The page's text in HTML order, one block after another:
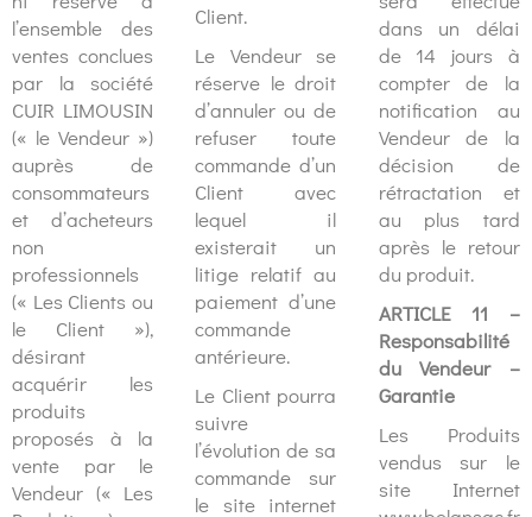
l’ensemble des
ventes conclues
par la société
CUIR LIMOUSIN
(« le Vendeur »)
auprès de
consommateurs
et d’acheteurs
non
professionnels
(« Les Clients ou
le Client »),
désirant
acquérir les
produits
proposés à la
vente par le
Vendeur (« Les
Client.
Le Vendeur se
réserve le droit
d’annuler ou de
refuser toute
commande d’un
Client avec
lequel il
existerait un
litige relatif au
paiement d’une
commande
antérieure.
Le Client pourra
suivre
l’évolution de sa
commande sur
le site internet
dans un délai
de 14 jours à
compter de la
notification au
Vendeur de la
décision de
rétractation et
au plus tard
après le retour
du produit.
ARTICLE 11 –
Responsabilité
du Vendeur –
Garantie
Les Produits
vendus sur le
site Internet